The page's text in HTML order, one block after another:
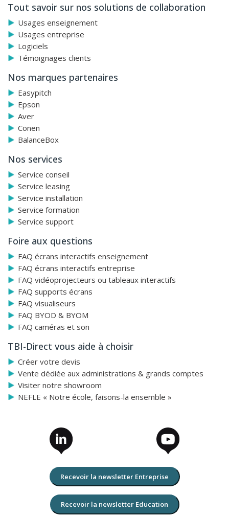
Tout savoir sur nos solutions de collaboration
Usages enseignement
Usages entreprise
Logiciels
Témoignages clients
Nos marques partenaires
Easypitch
Epson
Aver
Conen
BalanceBox
Nos services
Service conseil
Service leasing
Service installation
Service formation
Service support
Foire aux questions
FAQ écrans interactifs enseignement
FAQ écrans interactifs entreprise
FAQ vidéoprojecteurs ou tableaux interactifs
FAQ supports écrans
FAQ visualiseurs
FAQ BYOD & BYOM
FAQ caméras et son
TBI-Direct vous aide à choisir
Créer votre devis
Vente dédiée aux administrations & grands comptes
Visiter notre showroom
NEFLE « Notre école, faisons-la ensemble »
Recevoir la newsletter Entreprise
Recevoir la newsletter Education